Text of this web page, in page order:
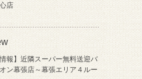
店
情報】近隣スーパー無料送迎バ
ン幕張店～幕張エリア４ルー